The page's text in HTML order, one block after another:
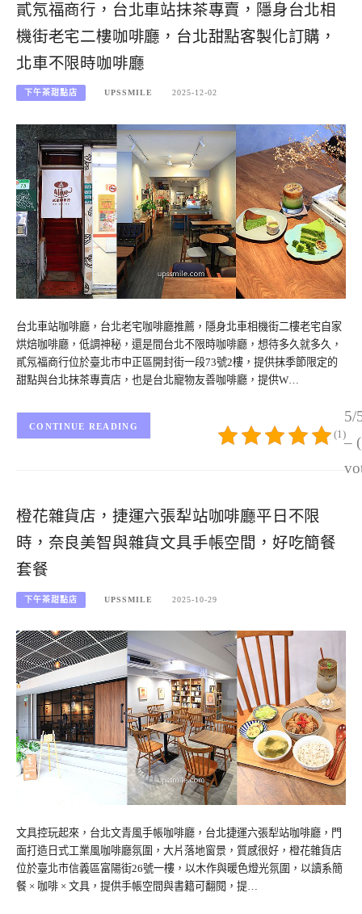
貳氖福商行，台北車站抹茶專賣，隱身台北相
機街老宅二樓咖啡廳，台北甜點客製化訂購，
北車不限時咖啡廳
下午茶甜點店 UPSSMILE 2025-12-02
台北車站咖啡廳，台北老宅咖啡廳推薦，隱身北車相機街二樓老宅自家
烘焙咖啡廳，低調神秘，還是間台北不限時咖啡廳，想待多久就多久，
貳氖福商行位於臺北市中正區開封街一段73號2樓，提供抹季節限定的
甜點與台北抹茶專賣店，也是台北寵物友善咖啡廳，提供W…
5/
–
(1)
CONTINUE READING
橙花雜貨店，捷運六張犁站咖啡廳平日不限
時，奈良美智與雜貨文具手帳空間，好吃簡餐
套餐
下午茶甜點店 UPSSMILE 2025-10-29
文具控玩起來，台北文青風手帳咖啡廳，台北捷運六張犁站咖啡廳，門
面打造日式工業風咖啡廳氛圍，大片落地窗景，質感很好，橙花雜貨店
位於臺北市信義區富陽街26號一樓，以木作與暖色燈光氛圍，以讀系簡
餐 × 咖啡 × 文具，提供手帳空間與書籍可翻閱，提…